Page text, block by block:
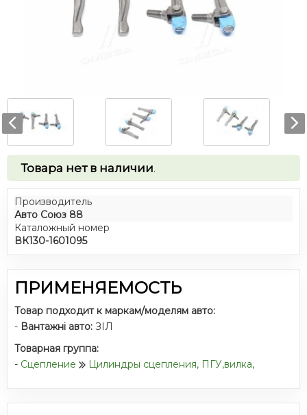
Товара нет в наличии.
Производитель
Авто Союз 88
Каталожный номер
ВК130-1601095
ПРИМЕНЯЕМОСТЬ
Товар подходит к маркам/моделям авто:
- Вантажні авто: ЗІЛ
Товарная группа:
- Сцепление Цилиндры сцепления, ПГУ,вилка,